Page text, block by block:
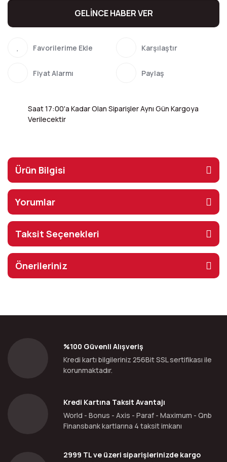
GELİNCE HABER VER
Karşılaştır
Fiyat Alarmı Paylaş
Saat 17:00'a Kadar Olan Siparişler Aynı Gün Kargoya
Verilecektir
Ürün Bilgisi
Yorumlar
Taksit Seçenekleri
Önerileriniz
%100 Güvenli Alışveriş
Kredi kartı bilgileriniz 256Bit SSL sertifikası ile
korunmaktadır.
Kredi Kartına Taksit Avantajı
World - Bonus - Axis - Paraf - Maximum - Qnb
Finansbank kartlarına 4 taksit imkanı
2999 TL ve üzeri siparişlerinizde kargo